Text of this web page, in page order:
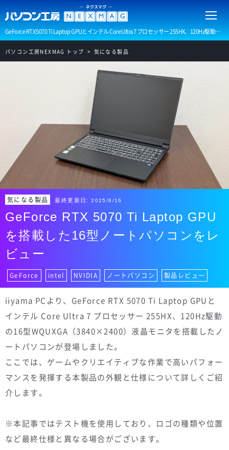
GeForce RTX 5070 Ti Laptop GPUとインテル Core Ultra 7 プロセッサー 255HX、120Hz駆動の16型WQUXGA液晶モニタを搭載したノートパソコンについて、本体の外観と仕様をご紹介いたします。
パソコン工房NEXMAG トップ 気になる製品
気になる製品 最終更新日:2025/6/16
GeForce RTX 5070 Ti Laptop GPU
を搭載した16型ノートパソコンをレ
ビュー
GeForce intel NVIDIA ノートパソコン 製品レビュー
iiyama PCより、GeForce RTX 5070 Ti Laptop GPUと
インテル Core Ultra 7 プロセッサー 255HX、120Hz駆動
の16型WQUXGA（3840×2400）液晶モニタを搭載したノ
ートパソコンが登場しました。
ここでは、ゲームやクリエイティブな作業で高いパフォー
マンスを発揮する本製品の外観と仕様について詳しくご紹
介します。
※本記事ではテスト機を使用しており、ロゴの種類や位置
など最終仕様と異なる場合がございます。